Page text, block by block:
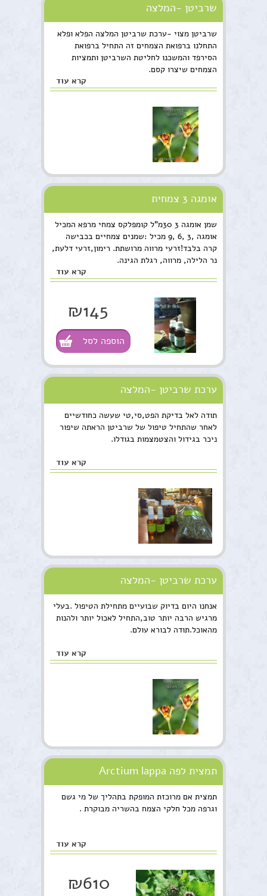
שרביטן -המלצה
שרביטן מצוי -ערכת שרביטן המלצה הפלא ופלא
התחלנו ברפואת הצמחים זה התחיל ברפואת
הסירפד והמשכנו לחליטת השרביטן ותמציות
הצמחים שיצרו קסם.
קרא עוד
אומגה 3 צמחית
שמן אומגה 3 30מ"ל קומפלקס צמחי מרפא המכיל
אומגה ,3 ,6 ,9 מכיל :שמנים צמחיים בכבישה
קרה בלבד!זרעי מרווה מרושתת. רימון,זרעי דלעת,
נר הלילה, מרווה, רגלת הגינה.
קרא עוד
₪145
הוספה לסל
ערכת שרביטן -המלצה
תודה לאל בדיקת הפט,סי,טי שעשה כחודשיים
לאחר שהתחיל טיפול של שרביטן הראתה שיפור
ניכר בגידול והצטמצמות בגודלו.
קרא עוד
ערכת שרביטן -המלצה
אנחנו היום בדיוק שבועיים מתחילת הטיפול .בעלי
מרגיש הרבה יותר טוב,התחיל לאכול יותר ולהנות
מהאוכל.תודה לבורא עולם.
קרא עוד
תמצית לפה Arctium lappa
תמצית אם מרוכזת המופקת בתהליך של מי גשם
וגרפה מכל חלקי הצמח בהשריה מבוקרת .
קרא עוד
₪610